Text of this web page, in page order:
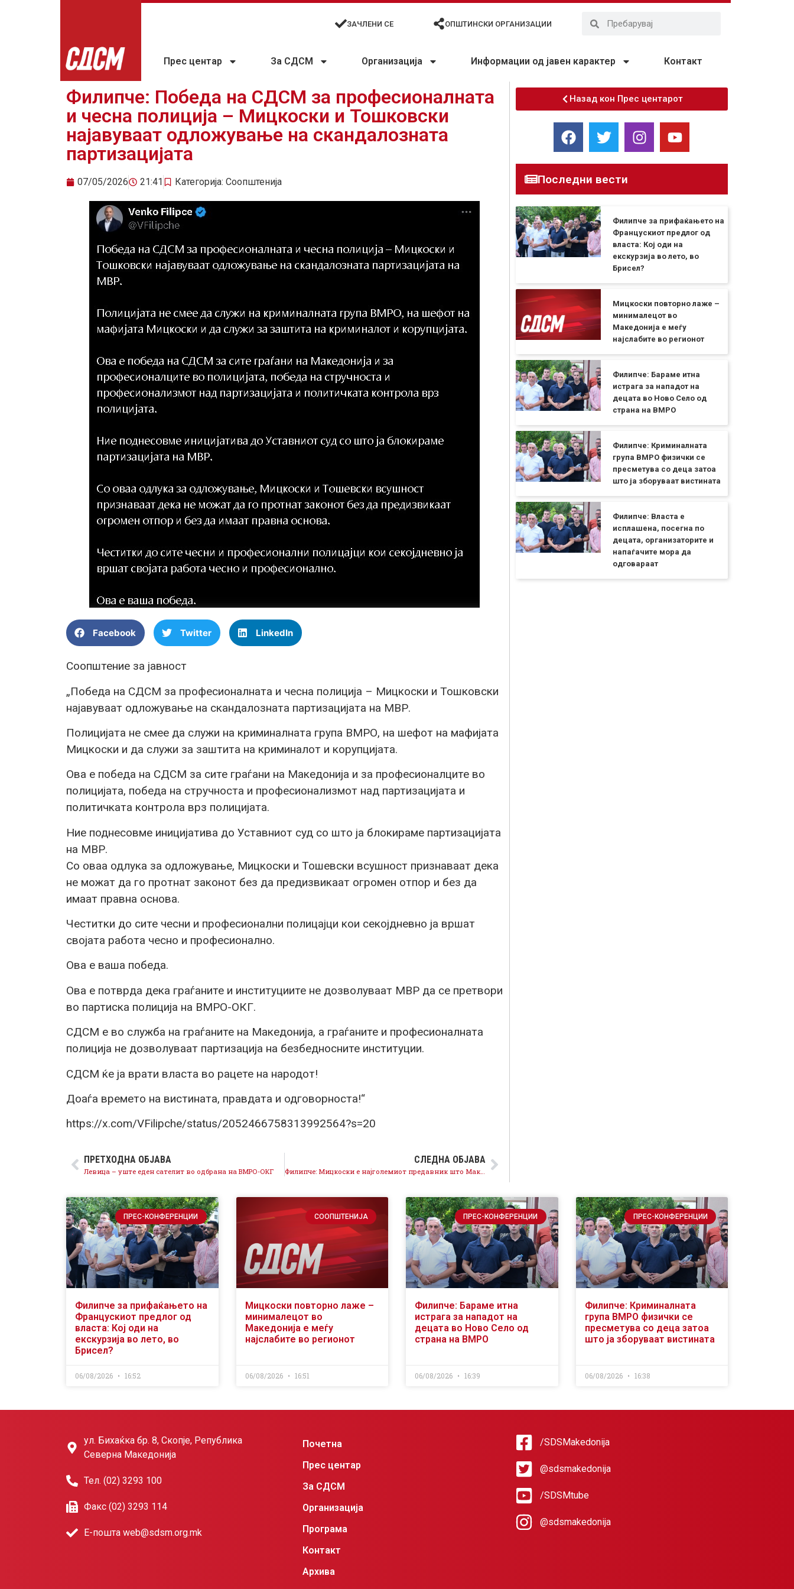
ЗАЧЛЕНИ СЕ ОПШТИНСКИ ОРГАНИЗАЦИИ
Прес центар За СДСМ Организација Информации од јавен карактер Контакт
Филипче: Победа на СДСМ за професионалната
и чесна полиција – Мицкоски и Тошковски
најавуваат одложување на скандалозната
партизацијата
07/05/2026 21:41 Категорија: Соопштенија
Facebook Twitter LinkedIn
Соопштение за јавност
„Победа на СДСМ за професионалната и чесна полиција – Мицкоски и Тошковски
најавуваат одложување на скандалозната партизацијата на МВР.
Полицијата не смее да служи на криминалната група ВМРО, на шефот на мафијата
Мицкоски и да служи за заштита на криминалот и корупцијата.
Ова е победа на СДСМ за сите граѓани на Македонија и за професионалците во
полицијата, победа на стручноста и професионализмот над партизацијата и
политичката контрола врз полицијата.
Ние поднесовме иницијатива до Уставниот суд со што ја блокираме партизацијата
на МВР.
Со оваа одлука за одложување, Мицкоски и Тошевски всушност признаваат дека
не можат да го протнат законот без да предизвикаат огромен отпор и без да
имаат правна основа.
Честитки до сите чесни и професионални полицајци кои секојдневно ја вршат
својата работа чесно и професионално.
Ова е ваша победа.
Ова е потврда дека граѓаните и институциите не дозволуваат МВР да се претвори
во партиска полиција на ВМРО-ОКГ.
СДСМ е во служба на граѓаните на Македонија, а граѓаните и професионалната
полиција не дозволуваат партизација на безбедносните институции.
СДСМ ќе ја врати власта во рацете на народот!
Доаѓа времето на вистината, правдата и одговорноста!“
https://x.com/VFilipche/status/2052466758313992564?s=20
ПРЕТХОДНА ОБЈАВА
Левица – уште еден сателит во одбрана на ВМРО-ОКГ
СЛЕДНА ОБЈАВА
Назад кон Прес центарот
Последни вести
Филипче за прифаќањето на
Францускиот предлог од
власта: Кој оди на
екскурзија во лето, во
Брисел?
Мицкоски повторно лаже –
минималецот во
Македонија е меѓу
најслабите во регионот
Филипче: Бараме итна
истрага за нападот на
децата во Ново Село од
страна на ВМРО
Филипче: Криминалната
група ВМРО физички се
пресметува со деца затоа
што ја зборуваат вистината
Филипче: Власта е
исплашена, посегна по
децата, организаторите и
напаѓачите мора да
одговараат
ПРЕС-КОНФЕРЕНЦИИ
Филипче за прифаќањето на
Францускиот предлог од
власта: Кој оди на
екскурзија во лето, во
Брисел?
06/08/2026 16:52
СООПШТЕНИЈА
Мицкоски повторно лаже –
минималецот во
Македонија е меѓу
најслабите во регионот
06/08/2026 16:51
ПРЕС-КОНФЕРЕНЦИИ
Филипче: Бараме итна
истрага за нападот на
децата во Ново Село од
страна на ВМРО
06/08/2026 16:39
ПРЕС-КОНФЕРЕНЦИИ
Филипче: Криминалната
група ВМРО физички се
пресметува со деца затоа
што ја зборуваат вистината
06/08/2026 16:38
ул. Бихаќка бр. 8, Скопје, Република
Северна Македонија
Тел. (02) 3293 100
Факс (02) 3293 114
Е-пошта web@sdsm.org.mk
Почетна
Прес центар
За СДСМ
Организација
Програма
Контакт
Архива
/SDSMakedonija
@sdsmakedonija
/SDSMtube
@sdsmakedonija